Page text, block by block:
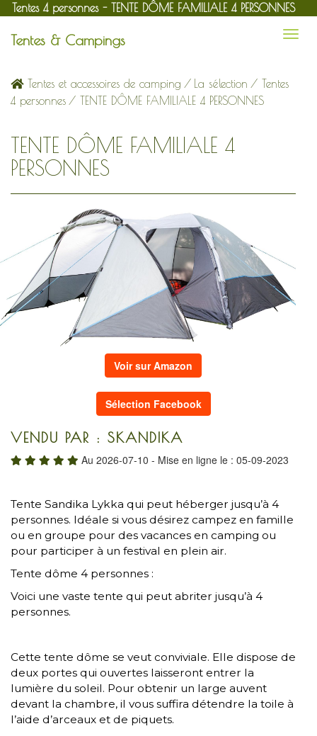
Tentes 4 personnes - TENTE DÔME FAMILIALE 4 PERSONNES
Tentes & Campings
Tentes et accessoires de camping / La sélection / Tentes
4 personnes / TENTE DÔME FAMILIALE 4 PERSONNES
TENTE DÔME FAMILIALE 4
PERSONNES
Voir sur Amazon
Sélection Facebook
VENDU PAR : SKANDIKA
Au 2026-07-10 - Mise en ligne le : 05-09-2023
Tente Sandika Lykka qui peut héberger jusqu’à 4
personnes. Idéale si vous désirez campez en famille
ou en groupe pour des vacances en camping ou
pour participer à un festival en plein air.
Tente dôme 4 personnes :
Voici une vaste tente qui peut abriter jusqu’à 4
personnes.
Cette tente dôme se veut conviviale. Elle dispose de
deux portes qui ouvertes laisseront entrer la
lumière du soleil. Pour obtenir un large auvent
devant la chambre, il vous suffira détendre la toile à
l’aide d’arceaux et de piquets.